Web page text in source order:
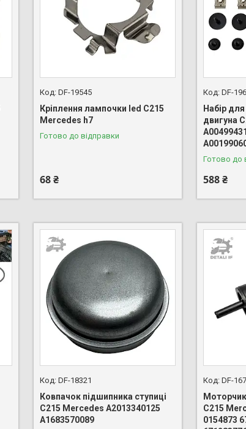
DF-19545
Кріплення лампочки led C215
Mercedes h7
Готово до відправки
68 ₴
DF-
Набір
двигуна
Готово до
588 ₴
DF-18321
Ковпачок підшипника ступиці
C215 Mercedes A2013340125
A1683570089
DF-
C215
0154873